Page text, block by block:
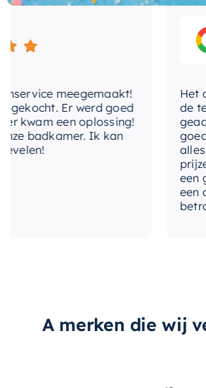
formaat – deze nis biedt veel
tegelijkertijd een modern en fris
levertijd 2-3 weken
meegemaakt!
Er werd goed
een oplossing!
badkamer. Ik kan
Het
de
goed
alles
een
een
A merken die wij